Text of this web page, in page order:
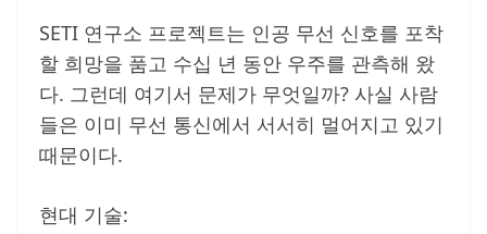
SETI 연구소 프로젝트는 인공 무선 신호를 포착
할 희망을 품고 수십 년 동안 우주를 관측해 왔
다. 그런데 여기서 문제가 무엇일까? 사실 사람
들은 이미 무선 통신에서 서서히 멀어지고 있기
때문이다.
현대 기술: